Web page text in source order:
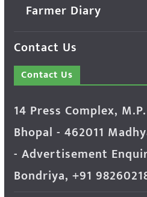
Farmer Diary
Contact Us
Contact Us
14 Press Complex,
Bhopal - 462011
- Advertisement
Bondriya, +91